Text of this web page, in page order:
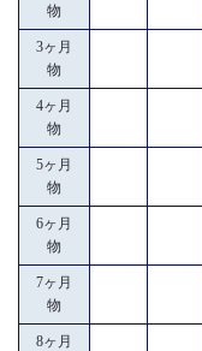
物
3ヶ月
物
4ヶ月
物
5ヶ月
物
6ヶ月
物
7ヶ月
物
8ヶ月